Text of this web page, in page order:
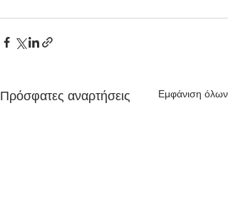
Πρόσφατες αναρτήσεις Εμφάνιση όλων